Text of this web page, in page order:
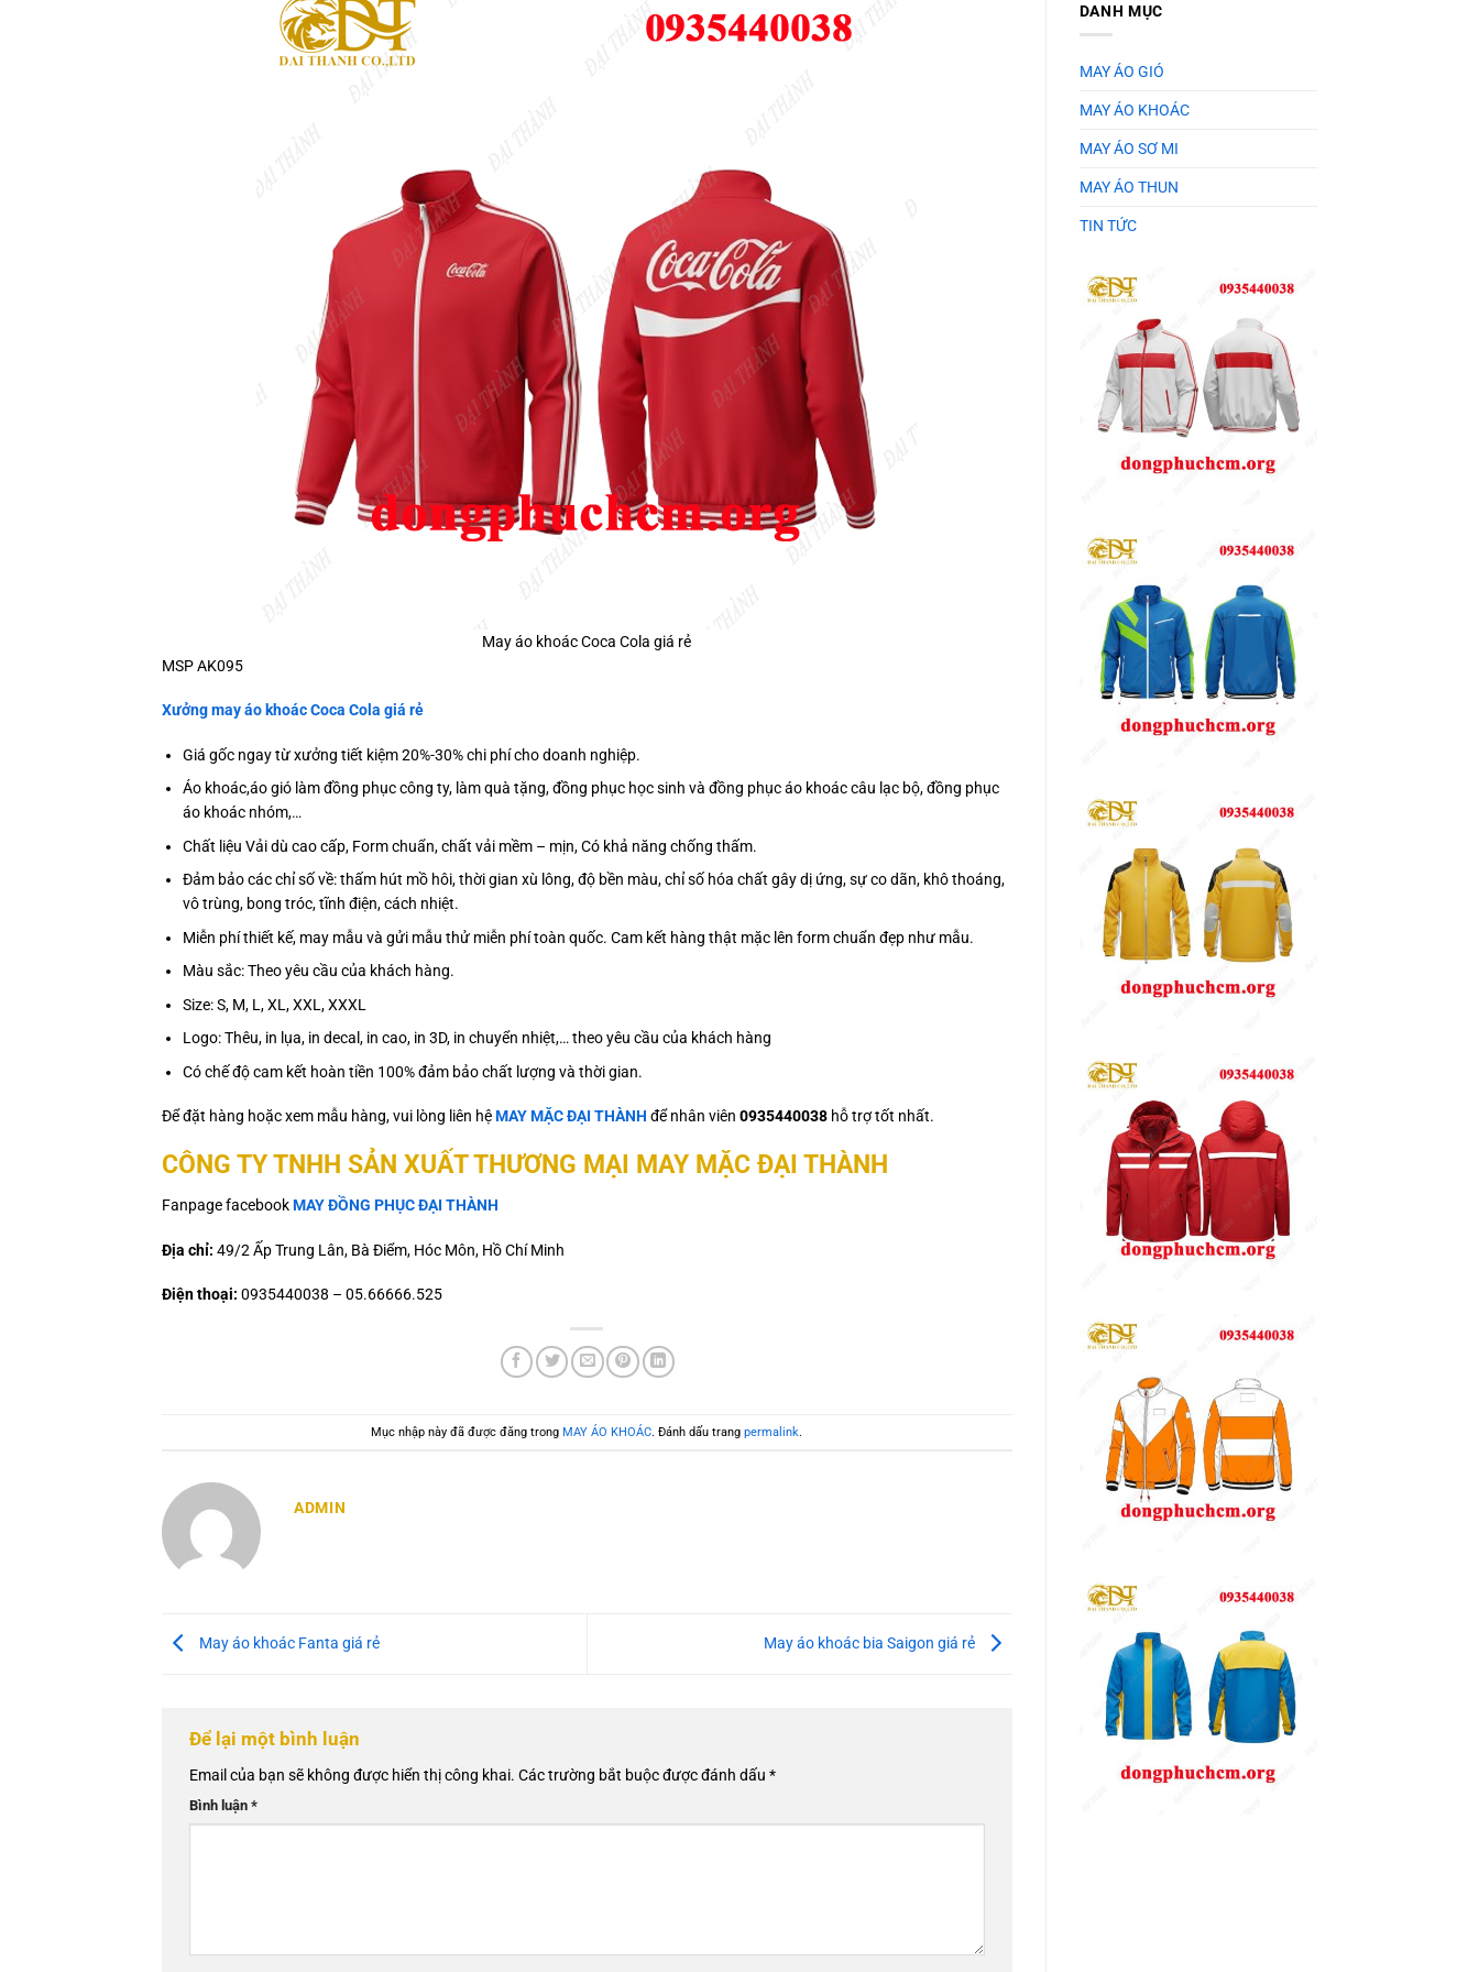
May áo khoác Coca Cola giá rẻ
MSP AK095
Xưởng may áo khoác Coca Cola giá rẻ
Giá gốc ngay từ xưởng tiết kiệm 20%-30% chi phí cho doanh nghiệp.
Áo khoác,áo gió làm đồng phục công ty, làm quà tặng, đồng phục học sinh và đồng phục áo khoác câu lạc bộ, đồng phục
áo khoác nhóm,…
Chất liệu Vải dù cao cấp, Form chuẩn, chất vải mềm – mịn, Có khả năng chống thấm.
Đảm bảo các chỉ số về: thấm hút mồ hôi, thời gian xù lông, độ bền màu, chỉ số hóa chất gây dị ứng, sự co dãn, khô thoáng,
vô trùng, bong tróc, tĩnh điện, cách nhiệt.
Miễn phí thiết kế, may mẫu và gửi mẫu thử miễn phí toàn quốc. Cam kết hàng thật mặc lên form chuẩn đẹp như mẫu.
Màu sắc: Theo yêu cầu của khách hàng.
Size: S, M, L, XL, XXL, XXXL
Logo: Thêu, in lụa, in decal, in cao, in 3D, in chuyển nhiệt,… theo yêu cầu của khách hàng
Có chế độ cam kết hoàn tiền 100% đảm bảo chất lượng và thời gian.
Để đặt hàng hoặc xem mẫu hàng, vui lòng liên hệMAY MẶC ĐẠI THÀNH để nhân viên 0935440038 hỗ trợ tốt nhất.
CÔNG TY TNHH SẢN XUẤT THƯƠNG MẠI MAY MẶC ĐẠI THÀNH
Fanpage facebookMAY ĐỒNG PHỤC ĐẠI THÀNH
Địa chỉ: 49/2 Ấp Trung Lân, Bà Điểm, Hóc Môn, Hồ Chí Minh
Điện thoại: 0935440038 – 05.66666.525
Mục nhập này đã được đăng trong MAY ÁO KHOÁC. Đánh dấu trangpermalink.
ADMIN
May áo khoác Fanta giá rẻ May áo khoác bia Saigon giá rẻ
Để lại một bình luận
Email của bạn sẽ không được hiển thị công khai. Các trường bắt buộc được đánh dấu *
Bình luận *
DANH MỤC
MAY ÁO GIÓ
MAY ÁO KHOÁC
MAY ÁO SƠ MI
MAY ÁO THUN
TIN TỨC